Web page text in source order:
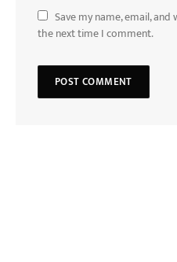
Save my name, email,
the next time I comment.